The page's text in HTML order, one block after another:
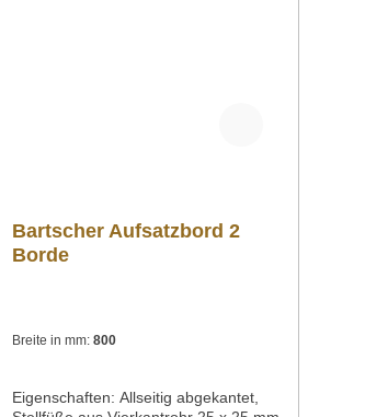
Bartscher Aufsatzbord 2
Borde
Breite in mm: 800
Eigenschaften: Allseitig abgekantet,